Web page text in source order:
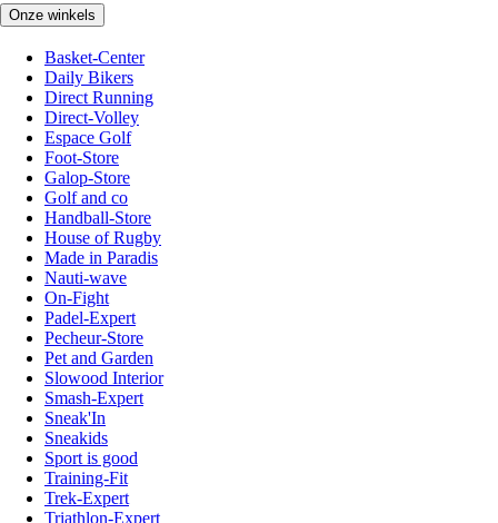
Onze winkels
Basket-Center
Daily Bikers
Direct Running
Direct-Volley
Espace Golf
Foot-Store
Galop-Store
Golf and co
Handball-Store
House of Rugby
Made in Paradis
Nauti-wave
On-Fight
Padel-Expert
Pecheur-Store
Pet and Garden
Slowood Interior
Smash-Expert
Sneak'In
Sneakids
Sport is good
Training-Fit
Trek-Expert
Triathlon-Expert